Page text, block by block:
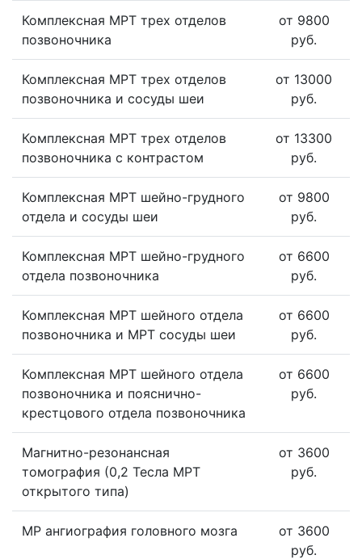
Комплексная МРТ трех отделов
позвоночника
от 9800
руб.
Комплексная МРТ трех отделов
позвоночника и сосуды шеи
от 13000
руб.
Комплексная МРТ трех отделов
позвоночника с контрастом
от 13300
руб.
Комплексная МРТ шейно-грудного
отдела и сосуды шеи
от 9800
руб.
Комплексная МРТ шейно-грудного
отдела позвоночника
от 6600
руб.
Комплексная МРТ шейного отдела
позвоночника и МРТ сосуды шеи
от 6600
руб.
Комплексная МРТ шейного отдела
позвоночника и пояснично-
крестцового отдела позвоночника
от 6600
руб.
Магнитно-резонансная
томография (0,2 Тесла МРТ
открытого типа)
от 3600
руб.
МР ангиография головного мозга
от 3600
руб.